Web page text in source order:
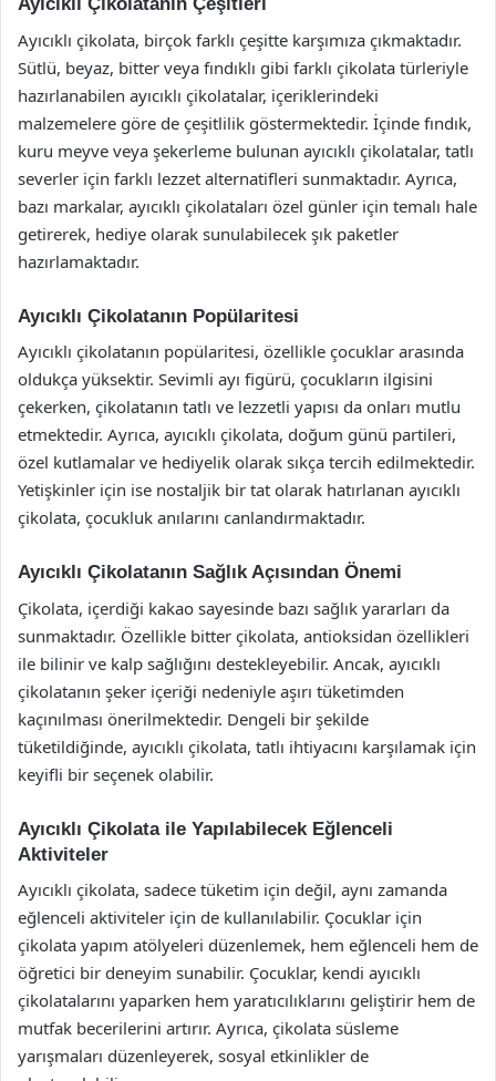
Ayıcıklı çikolata, birçok farklı çeşitte karşımıza çıkmaktadır.
Sütlü, beyaz, bitter veya fındıklı gibi farklı çikolata türleriyle
hazırlanabilen ayıcıklı çikolatalar, içeriklerindeki
malzemelere göre de çeşitlilik göstermektedir. İçinde fındık,
kuru meyve veya şekerleme bulunan ayıcıklı çikolatalar, tatlı
severler için farklı lezzet alternatifleri sunmaktadır. Ayrıca,
bazı markalar, ayıcıklı çikolataları özel günler için temalı hale
getirerek, hediye olarak sunulabilecek şık paketler
hazırlamaktadır.
Ayıcıklı Çikolatanın Popülaritesi
Ayıcıklı çikolatanın popülaritesi, özellikle çocuklar arasında
oldukça yüksektir. Sevimli ayı figürü, çocukların ilgisini
çekerken, çikolatanın tatlı ve lezzetli yapısı da onları mutlu
etmektedir. Ayrıca, ayıcıklı çikolata, doğum günü partileri,
özel kutlamalar ve hediyelik olarak sıkça tercih edilmektedir.
Yetişkinler için ise nostaljik bir tat olarak hatırlanan ayıcıklı
çikolata, çocukluk anılarını canlandırmaktadır.
Ayıcıklı Çikolatanın Sağlık Açısından Önemi
Çikolata, içerdiği kakao sayesinde bazı sağlık yararları da
sunmaktadır. Özellikle bitter çikolata, antioksidan özellikleri
ile bilinir ve kalp sağlığını destekleyebilir. Ancak, ayıcıklı
çikolatanın şeker içeriği nedeniyle aşırı tüketimden
kaçınılması önerilmektedir. Dengeli bir şekilde
tüketildiğinde, ayıcıklı çikolata, tatlı ihtiyacını karşılamak için
keyifli bir seçenek olabilir.
Ayıcıklı Çikolata ile Yapılabilecek Eğlenceli
Aktiviteler
Ayıcıklı çikolata, sadece tüketim için değil, aynı zamanda
eğlenceli aktiviteler için de kullanılabilir. Çocuklar için
çikolata yapım atölyeleri düzenlemek, hem eğlenceli hem de
öğretici bir deneyim sunabilir. Çocuklar, kendi ayıcıklı
çikolatalarını yaparken hem yaratıcılıklarını geliştirir hem de
mutfak becerilerini artırır. Ayrıca, çikolata süsleme
yarışmaları düzenleyerek, sosyal etkinlikler de